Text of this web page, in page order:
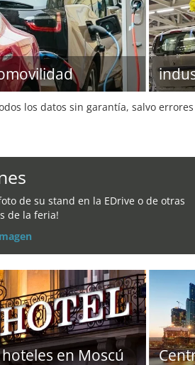
los datos sin garantía, salvo
de su stand en la EDrive o de otras
de la feria!
en Moscú